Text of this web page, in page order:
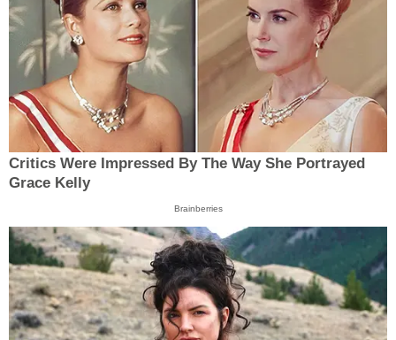
Critics Were Impressed By The Way She Portrayed
Grace Kelly
Brainberries